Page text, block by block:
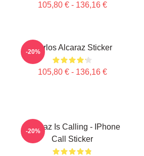
105,80 € - 136,16 €
Carlos Alcaraz Sticker
105,80 € - 136,16 €
-20%
Alcaraz Is Calling - IPhone
Call Sticker
-20%